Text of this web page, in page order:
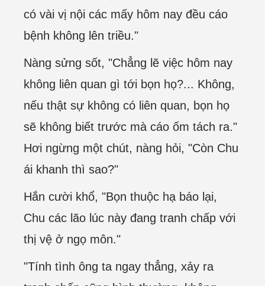
có vài vị nội các mấy hôm nay đều cáo
bệnh không lên triều."
Nàng sửng sốt, "Chẳng lẽ việc hôm nay
không liên quan gì tới bọn họ?... Không,
nếu thật sự không có liên quan, bọn họ
sẽ không biết trước mà cáo ốm tách ra."
Hơi ngừng một chút, nàng hỏi, "Còn Chu
ái khanh thì sao?"
Hắn cười khổ, "Bọn thuộc hạ báo lại,
Chu các lão lúc này đang tranh chấp với
thị vệ ở ngọ môn."
"Tính tình ông ta ngay thẳng, xảy ra